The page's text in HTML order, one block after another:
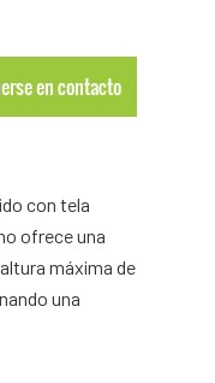
en contacto
con tela
ofrece una
máxima de
una